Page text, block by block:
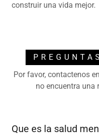
construir una vida mejor.
Por favor, contactenos en
no encuentra una
Que es la salud